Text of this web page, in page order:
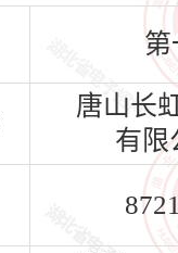
第
唐山长
有限